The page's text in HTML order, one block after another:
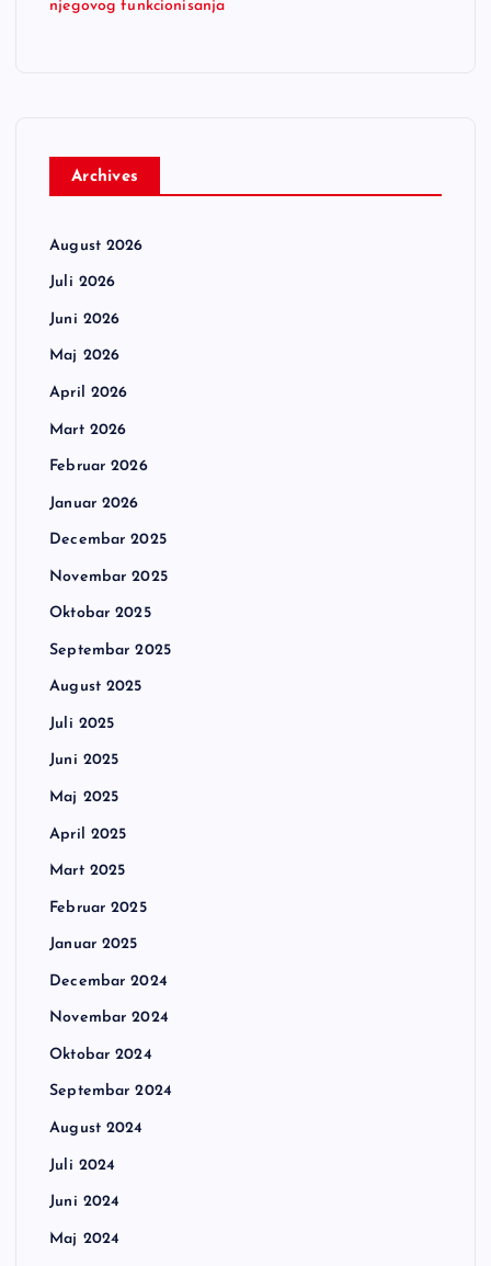
njegovog funkcionisanja
Archives
August 2026
Juli 2026
Juni 2026
Maj 2026
April 2026
Mart 2026
Februar 2026
Januar 2026
Decembar 2025
Novembar 2025
Oktobar 2025
Septembar 2025
August 2025
Juli 2025
Juni 2025
Maj 2025
April 2025
Mart 2025
Februar 2025
Januar 2025
Decembar 2024
Novembar 2024
Oktobar 2024
Septembar 2024
August 2024
Juli 2024
Juni 2024
Maj 2024